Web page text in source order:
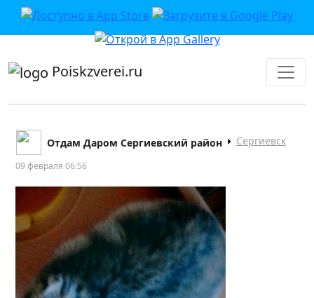
приложении или в VK">
Poiskzverei.ru
Отдам Даром Сергиевский район Сергиевск
09 февраля 06:56